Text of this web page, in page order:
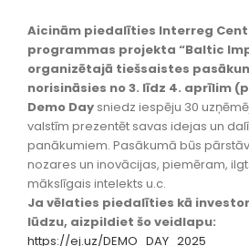
Aicinām piedalīties Interreg
programmas projekta “Baltic
organizētajā tiešsaistes
norisināsies no 3. līdz 4. aprīlim
Demo Daysniedz iespēju 30
valstīm prezentēt savas idejas un
panākumiem. Pasākumā būs
nozares un inovācijas, piemēram,
mākslīgais intelekts u.c.
Ja vēlaties piedalīties kā
lūdzu, aizpildiet šo veidlapu:
https://ej.uz/DEMO_DAY_2025